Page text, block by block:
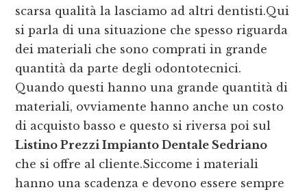
scarsa qualità la lasciamo ad altri dentisti.Qui
si parla di una situazione che spesso riguarda
dei materiali che sono comprati in grande
quantità da parte degli odontotecnici.
Quando questi hanno una grande quantità di
materiali, ovviamente hanno anche un costo
di acquisto basso e questo si riversa poi sul
Listino Prezzi Impianto Dentale Sedriano
che si offre al cliente.Siccome i materiali
hanno una scadenza e devono essere sempre